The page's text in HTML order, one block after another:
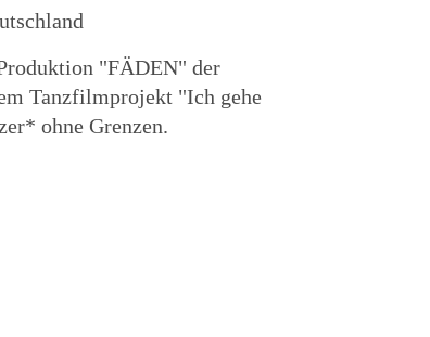
"FÄDEN" der
Tanzfilmprojekt "Ich gehe
ohne Grenzen.